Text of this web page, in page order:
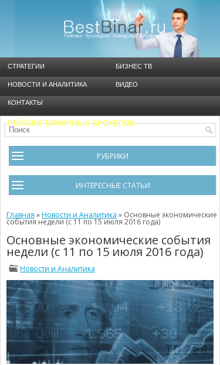
СТРАТЕГИИ БИЗНЕС ТВ
НОВОСТИ И АНАЛИТИКА ВИДЕО
КОНТАКТЫ
РЕЙТИНГ БИНАРНЫХ БРОКЕРОВ
РУБРИКИ
Брокеры
Видео
Инструменты
Общая информация
Определения
Опционы для начинающих
Стратегии
Торговля Kриптовалютой
ИНТЕРЕСНЫЕ СТАТЬИ
Черный список брокеров
Ошибки в бинарном трейдинге
Психологии трейдинга
Отзывы о бинарных опционах
Стратегии бинарных опционов
Добавить брокера в рейтинг
Главная »Новости и Аналитика » Основные экономические
события недели (с 11 по 15 июля 2016 года)
Основные экономические события
недели (с 11 по 15 июля 2016 года)
Новости и Аналитика